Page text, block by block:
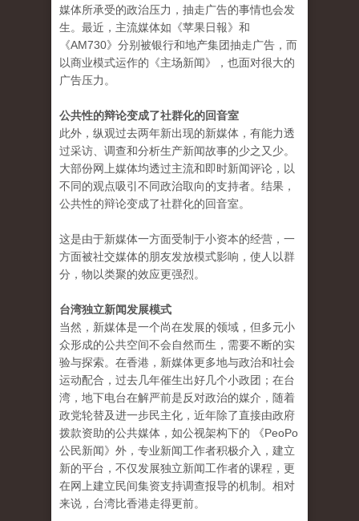
媒体所承受的政治压力，抽走广告的事情也会发
生。最近，主流媒体如《苹果日報》和
《AM730》分别被银行和地产集团抽走广告，而
以商业模式运作的《主场新闻》，也面对很大的
广告压力。
公共性的辩论变成了社群化的回音室
此外，纵观过去两年新出现的新媒体，有能力透
过采访、调查和分析生产新闻故事的少之又少。
大部份网上媒体均透过主流和即时新闻评论，以
不同的观点吸引不同政治取向的支持者。结果，
公共性的辩论变成了社群化的回音室。
这是由于新媒体一方面受制于小资本的经营，一
方面被社交媒体的朋友发放模式影响，使人以群
分，物以类聚的效应更强烈。
台湾独立新闻发展模式
当然，新媒体是一个尚在发展的领域，但多元小
众形成的公共空间不会自然而生，需要不断的实
验与探索。在香港，新媒体更多地与政治和社会
运动配合，过去几年催生出好几个小政团；在台
湾，地下电台在解严前是反对政治的媒介，随着
政党轮替及进一步民主化，近年除了直接由政府
拨款资助的公共媒体，如公视架构下的 《PeoPo
公民新闻》外，专业新闻工作者积极介入，建立
新的平台，不仅发展独立新闻工作者的课程，更
在网上建立民间集资支持调查报导的机制。相对
来说，台湾比香港走得更前。